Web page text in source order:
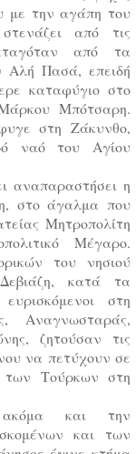
με την αγάπη του
από τις
από τα
Αλή Πασά, επειδή
καταφύγιο στο
Μπότσαρη.
στη Ζάκυνθο,
ναό του Αγίου
αναπαραστήσει η
στο άγαλμα που
Μητροπολίτη
Μέγαρο.
του νησιού
κατά τα
στη
Αναγνωσταράς,
ζητούσαν τις
να πετύχουν σε
των Τούρκων στη
και την
και των